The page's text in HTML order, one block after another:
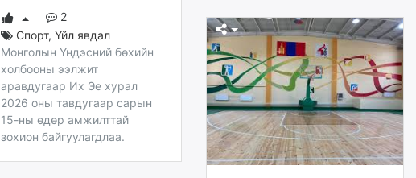
2
Спорт, Үйл явдал
Монголын Үндэсний бөхийн
холбооны ээлжит
аравдугаар Их Эе хурал
2026 оны тавдугаар сарын
15-ны өдөр амжилттай
зохион байгуулагдлаа.